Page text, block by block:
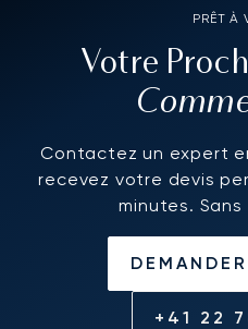
PRÊT À
Votre
Contactez un expert
recevez votre devis
minutes.
+41 22